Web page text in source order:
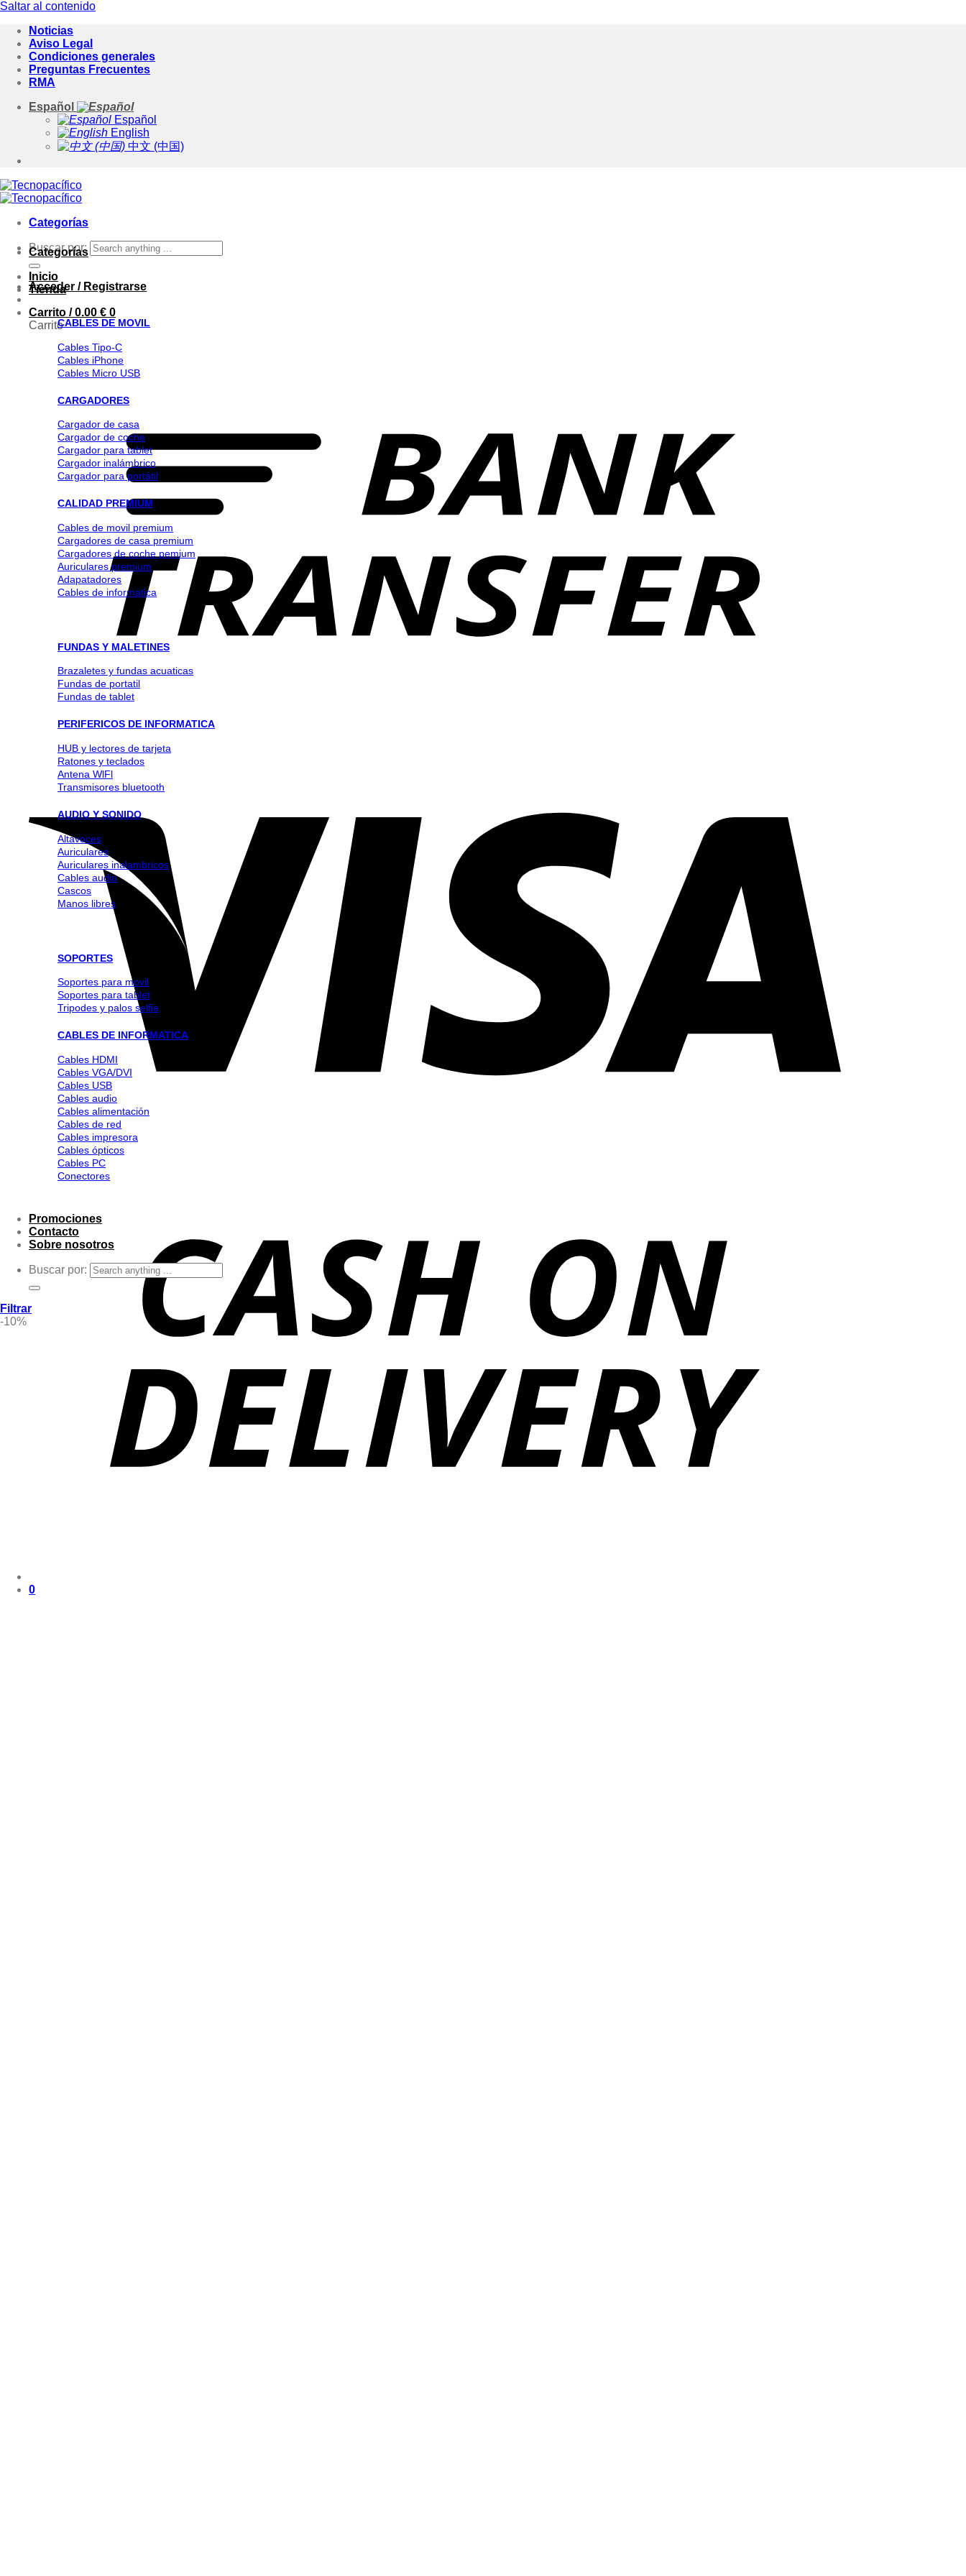
Saltar al contenido
Noticias
Aviso Legal
Condiciones generales
Preguntas Frecuentes
RMA
Español
Español
English
中文 (中国)
Categorías
Buscar por:
Acceder / Registrarse
Carrito /0.00 € 0
Carrito
0
Categorías
Inicio
Tienda
CABLES DE MOVIL
Cables Tipo-C
Cables iPhone
Cables Micro USB
CARGADORES
Cargador de casa
Cargador de coche
Cargador para tablet
Cargador inalámbrico
Cargador para portátil
CALIDAD PREMIUM
Cables de movil premium
Cargadores de casa premium
Cargadores de coche pemium
Auriculares premium
Adapatadores
Cables de informatica
FUNDAS Y MALETINES
Brazaletes y fundas acuaticas
Fundas de portatil
Fundas de tablet
PERIFERICOS DE INFORMATICA
HUB y lectores de tarjeta
Ratones y teclados
Antena WlFl
Transmisores bluetooth
AUDIO Y SONIDO
Altavoces
Auriculares
Auriculares inalambricos
Cables audio
Cascos
Manos libres
SOPORTES
Soportes para movil
Soportes para tablet
Tripodes y palos selfie
CABLES DE INFORMATICA
Cables HDMI
Cables VGA/DVI
Cables USB
Cables audio
Cables alimentación
Cables de red
Cables impresora
Cables ópticos
Cables PC
Conectores
Promociones
Contacto
Sobre nosotros
Buscar por:
Filtrar
-10%